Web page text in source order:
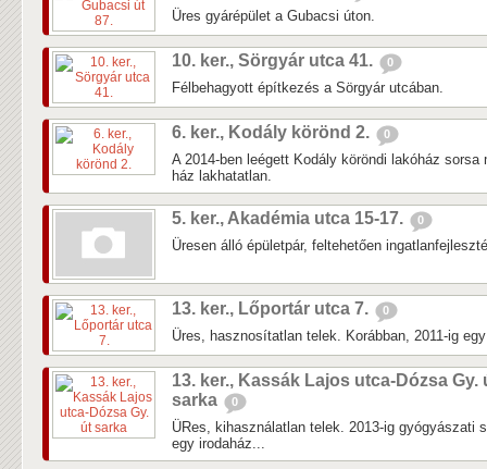
Üres gyárépület a Gubacsi úton.
10. ker., Sörgyár utca 41. 0
Félbehagyott építkezés a Sörgyár utcában.
6. ker., Kodály körönd 2. 0
A 2014-ben leégett Kodály köröndi lakóház sorsa
ház lakhatatlan.
5. ker., Akadémia utca 15-17. 0
Üresen álló épületpár, feltehetően
13. ker., Lőportár utca 7. 0
Üres, hasznosítatlan telek. Korábban, 2011-ig
13. ker., Kassák Lajos utca-Dózsa Gy.
sarka
0
ÜRes, kihasználatlan telek. 2013-ig gyógyászati
egy irodaház...